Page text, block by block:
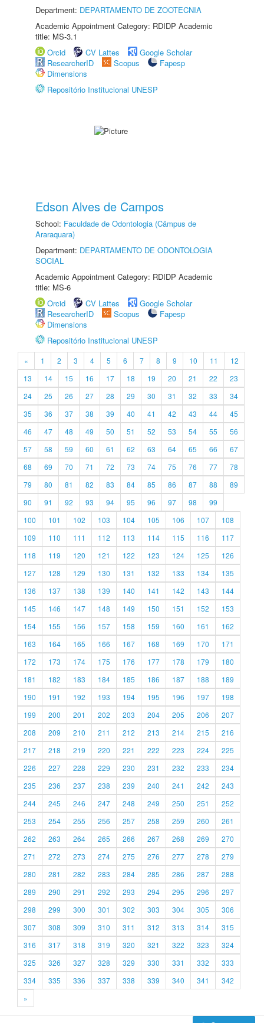
Department: DEPARTAMENTO DE ZOOTECNIA
Academic Appointment Category: RDIDP Academic
title: MS-3.1
Orcid
CV Lattes
Google Scholar
ResearcherID
Scopus
Fapesp
Dimensions
Repositório Institucional UNESP
Edson Alves de Campos
School: Faculdade de Odontologia (Câmpus de
Araraquara)
Department: DEPARTAMENTO DE ODONTOLOGIA
SOCIAL
Academic Appointment Category: RDIDP Academic
title: MS-6
Orcid
CV Lattes
Google Scholar
ResearcherID
Scopus
Fapesp
Dimensions
Repositório Institucional UNESP
« 1 2 3 4 5 6 7 8 9 10 11
12
13
14 15 16 17 18 19 20 21 22
23
24
25 26 27 28 29 30 31 32 33
34
35
36 37 38 39 40 41 42 43 44
45
46
47 48 49 50 51 52 53 54 55
56
57
58 59 60 61 62 63 64 65 66
67
68
69 70 71 72 73 74 75 76 77
78
79
80 81 82 83 84 85 86 87 88
89
90
91 92 93 94 95 96 97 98
99
100
101 102 103 104 105 106 107
108
109
110 111 112 113 114 115 116
117
118
119 120 121 122 123 124 125
126
127
128 129 130 131 132 133 134
135
136
137 138 139 140 141 142 143
144
145
146 147 148 149 150 151 152
153
154
155 156 157 158 159 160 161
162
163
164 165 166 167 168 169 170
171
172
173 174 175 176 177 178 179
180
181
182 183 184 185 186 187 188
189
190
191 192 193 194 195 196 197
198
199
200 201 202 203 204 205 206
207
208
209 210 211 212 213 214 215
216
217
218 219 220 221 222 223 224
225
226
227 228 229 230 231 232 233
234
235
236 237 238 239 240 241 242
243
244
245 246 247 248 249 250 251
252
253
254 255 256 257 258 259 260
261
262
263 264 265 266 267 268 269
270
271
272 273 274 275 276 277 278
279
280
281 282 283 284 285 286 287
288
289
290 291 292 293 294 295 296
297
298
299 300 301 302 303 304 305
306
307
308 309 310 311 312 313 314
315
316
317 318 319 320 321 322 323
324
325
326 327 328 329 330 331 332
333
334
335 336 337 338 339 340 341
342
»